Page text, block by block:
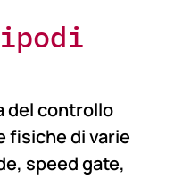
del controllo
fisiche di varie
speed gate,